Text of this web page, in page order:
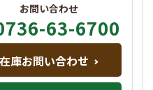
お問い合わせ
63-6700
在庫お問い合わせ